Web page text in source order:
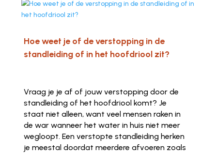
Hoe weet je of de verstopping in de
standleiding of in het hoofdriool zit?
Vraag je je af of jouw verstopping door de
standleiding of het hoofdriool komt? Je
staat niet alleen, want veel mensen raken in
de war wanneer het water in huis niet meer
wegloopt. Een verstopte standleiding herken
je meestal doordat meerdere afvoeren zoals